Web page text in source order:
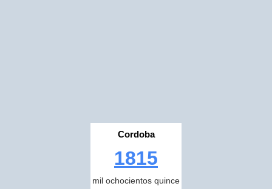
Cordoba
1815
mil ochocientos quince